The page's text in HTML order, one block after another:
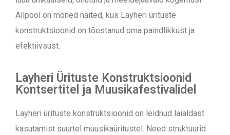
Allpool on mõned näited, kus Layheri ürituste
konstruktsioonid on tõestanud oma paindlikkust ja
efektiivsust.
Layheri Ürituste Konstruktsioonid
Kontsertitel ja Muusikafestivalidel
Layheri ürituste konstruktsioonid on leidnud laialdast
kasutamist suurtel muusikaüritustel. Need struktuurid